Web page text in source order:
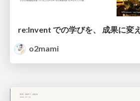
re:Invent での学びを、 成果に変
o2mami